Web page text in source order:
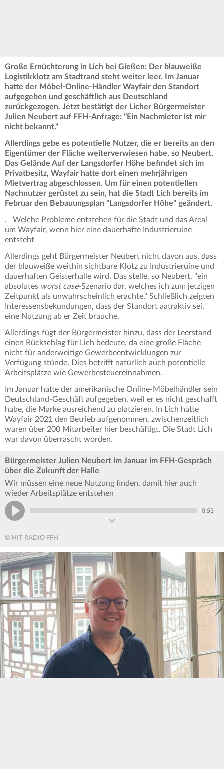
Große Ernüchterung in Lich bei Gießen: Der blauweiße
Logistikklotz am Stadtrand steht weiter leer. Im Januar
hatte der Möbel-Online-Händler Wayfair den Standort
aufgegeben und geschäftlich aus Deutschland
zurückgezogen. Jetzt bestätigt der Licher Bürgermeister
Julien Neubert auf FFH-Anfrage: "Ein Nachmieter ist mir
nicht bekannt."
Allerdings gebe es potentielle Nutzer, die er bereits an den
Eigentümer der Fläche weiterverwiesen habe, so Neubert.
Das Gelände Auf der Langsdorfer Höhe befindet sich im
Privatbesitz, Wayfair hatte dort einen mehrjährigen
Mietvertrag abgeschlossen. Um für einen potentiellen
Nachnutzer gerüstet zu sein, hat die Stadt Lich bereits im
Februar den Bebauungsplan "Langsdorfer Höhe" geändert.
. Welche Probleme entstehen für die Stadt und das Areal
um Wayfair, wenn hier eine dauerhafte Industrieruine
entsteht
Allerdings geht Bürgermeister Neubert nicht davon aus, dass
der blauweiße weithin sichtbare Klotz zu Industrieruine und
dauerhaften Geisterhalle wird. Das stelle, so Neubert, "ein
absolutes worst case-Szenario dar, welches ich zum jetzigen
Zeitpunkt als unwahrscheinlich erachte." Schließlich zeigten
Interessensbekundungen, dass der Standort aatraktiv sei,
eine Nutzung ab er Zeit brauche.
Allerdings fügt der Bürgermeister hinzu, dass der Leerstand
einen Rückschlag für Lich bedeute, da eine große Fläche
nicht für anderweitige Gewerbeentwicklungen zur
Verfügung stünde. Dies betrifft natürlich auch potentielle
Arbeitsplätze wie Gewerbesteuereinnahmen.
Im Januar hatte der amerikanische Online-Möbelhändler sein
Deutschland-Geschäft aufgegeben, weil er es nicht geschafft
habe, die Marke ausreichend zu platzieren. In Lich hatte
Wayfair 2021 den Betrieb aufgenommen, zwischenzeitlich
waren über 200 Mitarbeiter hier beschäftigt. Die Stadt Lich
war davon überrascht worden.
Bürgermeister Julien Neubert im Januar im FFH-Gespräch
über die Zukunft der Halle
Wir müssen eine neue Nutzung finden, damit hier auch
wieder Arbeitsplätze entstehen
0:53
© HIT RADIO FFH